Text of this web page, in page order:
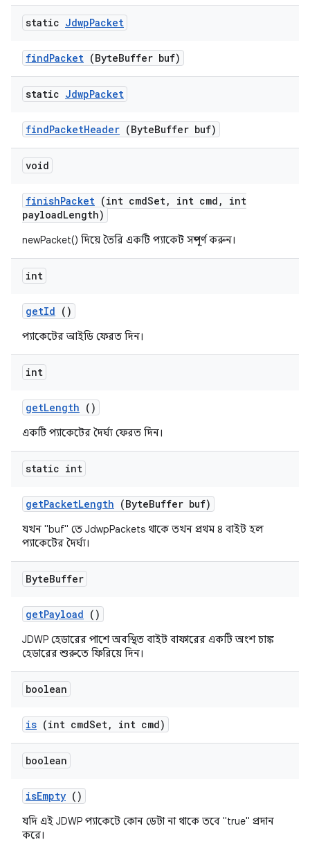
static JdwpPacket
findPacket (ByteBuffer buf)
static JdwpPacket
findPacketHeader (ByteBuffer buf)
void
finishPacket (int cmdSet, int cmd ,
int
payloadLength)
newPacket() দিয়ে তৈরি একটি প্যাকেট সম্পূর্ণ করুন।
int
getId ()
প্যাকেটের আইডি ফেরত দিন।
int
getLength ()
একটি প্যাকেটের দৈর্ঘ্য ফেরত দিন।
static int
getPacketLength (ByteBuffer buf)
যখন "buf" তে JdwpPackets থাকে তখন প্রথম ৪ বাইট হল
প্যাকেটের দৈর্ঘ্য।
ByteBuffer
getPayload ()
JDWP হেডারের পাশে অবস্থিত বাইট বাফারের একটি অংশ চাঙ্ক
হেডারের শুরুতে ফিরিয়ে দিন।
boolean
is (int cmdSet, int cmd)
boolean
isEmpty ()
যদি এই JDWP প্যাকেটে কোন ডেটা না থাকে তবে "true" প্রদান
করে।